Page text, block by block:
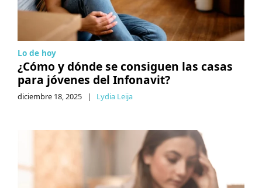
Lo de hoy
¿Cómo y dónde se consiguen las casas
para jóvenes del Infonavit?
diciembre 18, 2025 | Lydia Leija